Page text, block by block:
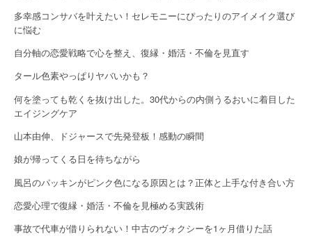
多幸感コンサバを叶えたい！セレモニーにぴったりのアイメイク選び
に悩む
自分軸の恋愛戦略で心を整え、復縁・婚活・不倫を見直す
タール色素やっぱりヤバいかも？
何を塗っても乾くを抜け出した。30代からの内側うるおいに着目した
エイジングケア
山本由伸、ドジャースで先発登板！感動の瞬間
娘が帰ってくる日を待ちながら
風呂のパッキンがピンク色になる原因とは？正体と上手な付き合い方
恋愛心理で復縁・婚活・不倫を見極める実践術
事故で代車が借りられない！中古のヴォクシーを1ヶ月借りた話